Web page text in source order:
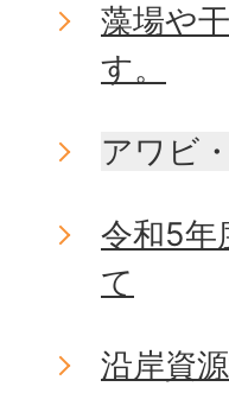
藻場や
す。
アワビ
令和5年
て
沿岸資